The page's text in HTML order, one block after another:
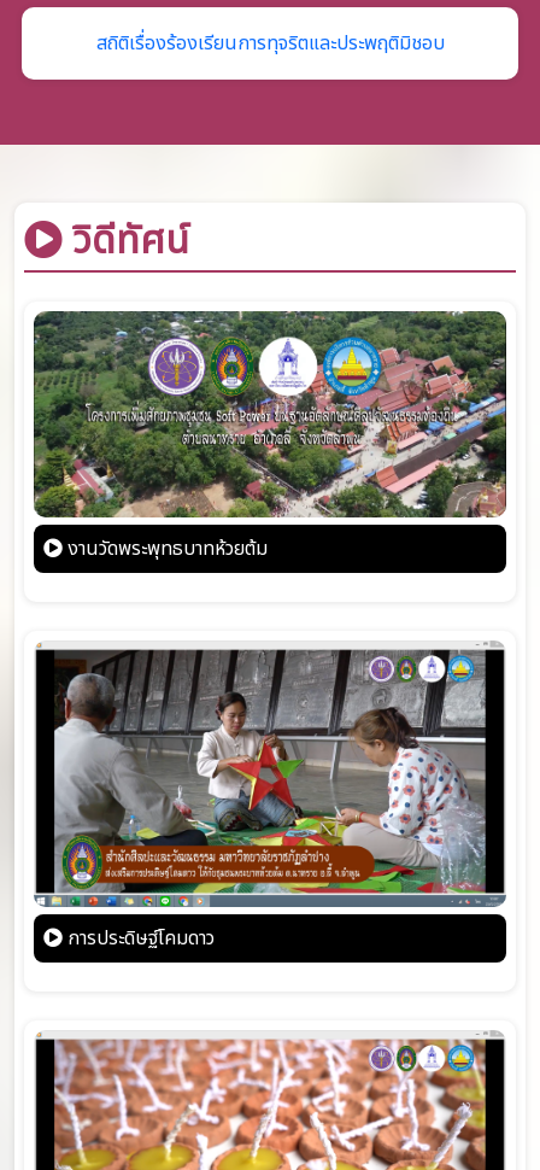
สถิติเรื่องร้องเรียนการทุจริตและประพฤติมิชอบ
วิดีทัศน์
งานวัดพระพุทธบาทห้วยต้ม
การประดิษฐ์โคมดาว